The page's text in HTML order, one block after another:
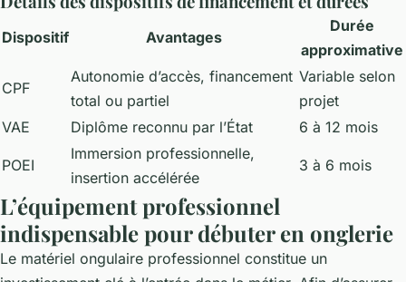
Dispositif Avantages
Durée
approximative
CPF
Autonomie d’accès, financement
total ou partiel
Variable selon
projet
VAE
Diplôme reconnu par l’État 6 à 12 mois
POEI
Immersion professionnelle,
insertion accélérée
3 à 6 mois
L’équipement professionnel
indispensable pour débuter en onglerie
Le matériel ongulaire professionnel constitue un